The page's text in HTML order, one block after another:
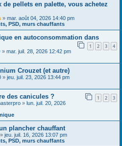
pellets en palette, vous achetez
» mar. août 04, 2026 14:40 pm
PSD, murs chauffants
en autoconsommation dans
1 2 3 4
» mar. juil. 28, 2026 12:42 pm
Crouzet (et autre)
» jeu. juil. 23, 2026 13:44 pm
des canicules ? 1 2 3
» lun. juil. 20, 2026
plancher chauffant
» jeu. juil. 16, 2026 13:07 pm
PSD, murs chauffants